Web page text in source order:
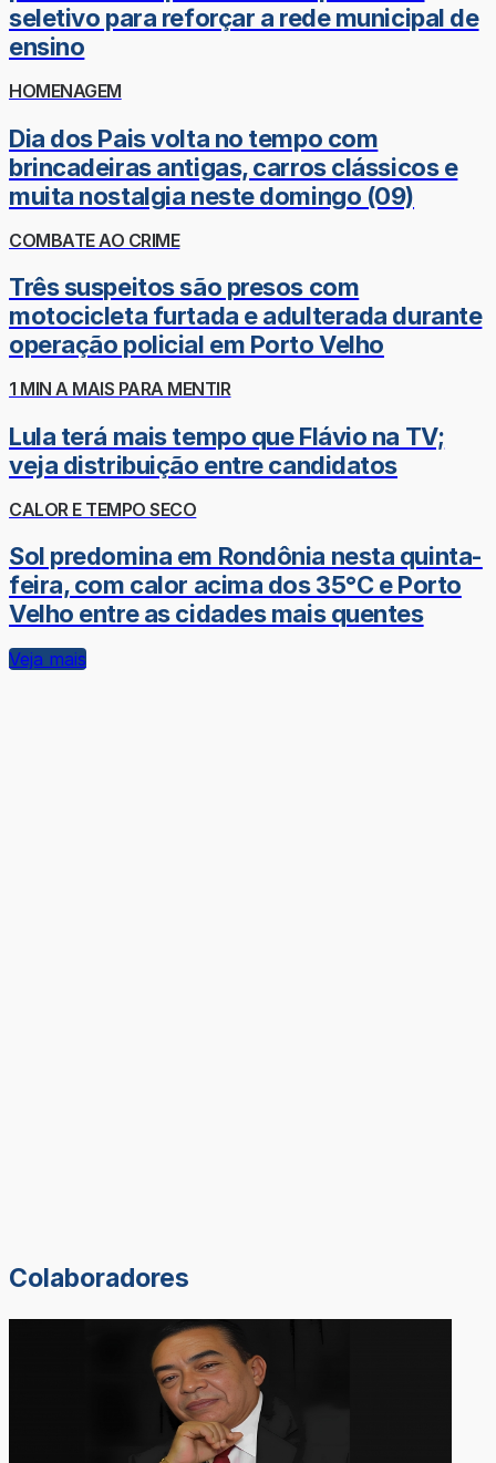
seletivo para reforçar a rede municipal de
ensino
HOMENAGEM
Dia dos Pais volta no tempo com
brincadeiras antigas, carros clássicos e
muita nostalgia neste domingo (09)
COMBATE AO CRIME
Três suspeitos são presos com
motocicleta furtada e adulterada durante
operação policial em Porto Velho
1 MIN A MAIS PARA MENTIR
Lula terá mais tempo que Flávio na TV;
veja distribuição entre candidatos
CALOR E TEMPO SECO
Sol predomina em Rondônia nesta quinta-
feira, com calor acima dos 35°C e Porto
Velho entre as cidades mais quentes
Veja mais
Colaboradores